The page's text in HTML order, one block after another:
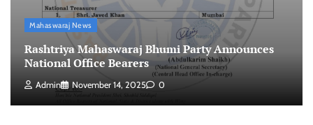
वार्ड 96 से महास्वराज पार्टी की प्रत्याशी रज़िया बेगम खान का
नामांकन पूरा—इलाके में उत्सव का माहौल
December 31, 2025
Mahaswaraj News
Rashtriya Mahaswaraj Bhumi Party Announces
National Office Bearers
Admin November 14, 2025 0